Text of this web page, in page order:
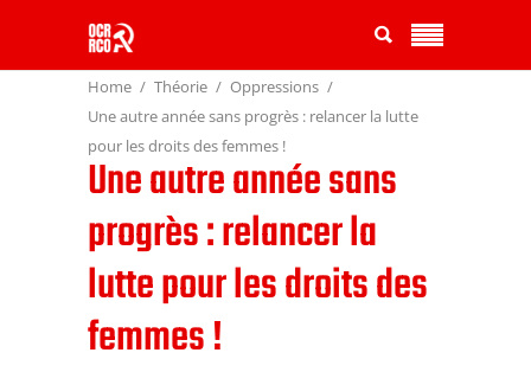
Home Théorie
Oppressions
Une autre année sans progrès : relancer la lutte
pour les droits des femmes !
Une autre année sans
progrès : relancer la
lutte pour les droits des
femmes !